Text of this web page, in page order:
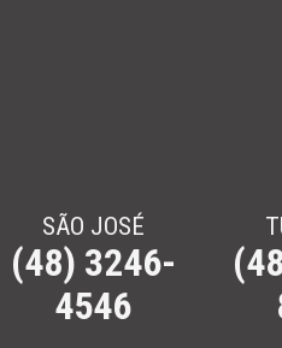
especiais. MegaJet & Boats –
SÃO JOSÉ
(48) 3246-
4546